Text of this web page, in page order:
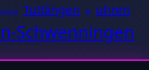
Tuttlingen tv
uhren
Schwenningen